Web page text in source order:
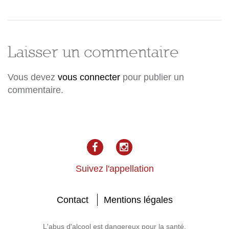
Laisser un commentaire
Vous devez vous connecter pour publier un
commentaire.
facebookInstagram
Suivez l'appellation
Contact Mentions légales
L'abus d'alcool est dangereux pour la santé.